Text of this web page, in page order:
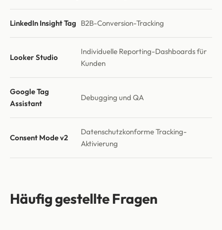
LinkedIn Insight Tag B2B-Conversion-Tracking
Looker Studio
Individuelle Reporting-Dashboards für
Kunden
Google Tag
Assistant
Debugging und QA
Consent Mode v2
Datenschutzkonforme Tracking-
Aktivierung
Häufig gestellte Fragen